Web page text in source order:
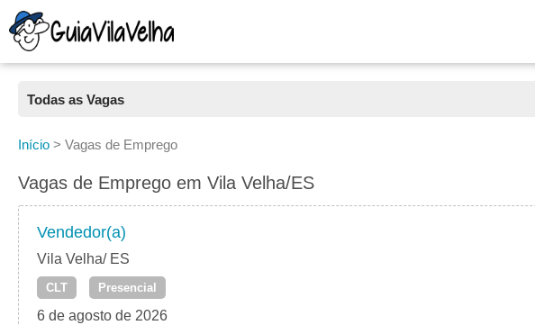
Todas as Vagas
Todas as Vagas
CLT
Freelancer
PJ
Início > Vagas de Emprego
Vagas de Emprego em Vila Velha/ES
Vendedor(a)
Vila Velha/ ES
CLT Presencial
6 de agosto de 2026